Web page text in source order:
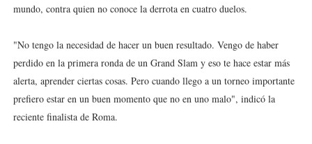
mundo, contra quien no conoce la derrota en cuatro duelos.
"No tengo la necesidad de hacer un buen resultado. Vengo de haber
perdido en la primera ronda de un Grand Slam y eso te hace estar más
alerta, aprender ciertas cosas. Pero cuando llego a un torneo importante
prefiero estar en un buen momento que no en uno malo", indicó la
reciente finalista de Roma.